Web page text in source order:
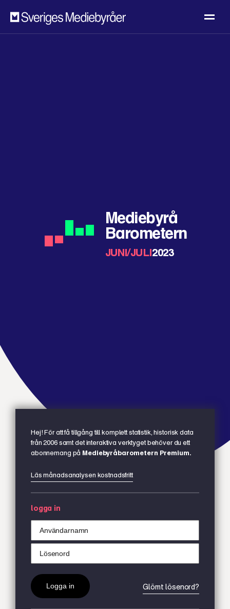
Mediebyrå
Barometern
JUNI/JULI2023
Hej! För att få tillgång till komplett statistik, historisk data
från 2006 samt det interaktiva verktyget behöver du ett
abonnemang på Mediebyråbarometern Premium.
Läs månadsanalysen kostnadsfritt
logga in
Glömt lösenord?